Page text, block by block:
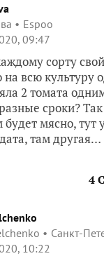
Espoo
09:47
сорту
на всю культуру
2 томата
сроки?
мясно, тут
там другая…
4
Санкт-
10:22